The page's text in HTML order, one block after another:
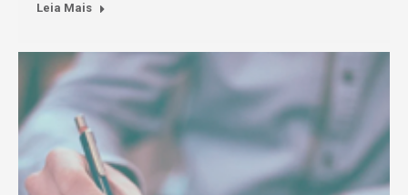
Leia Mais